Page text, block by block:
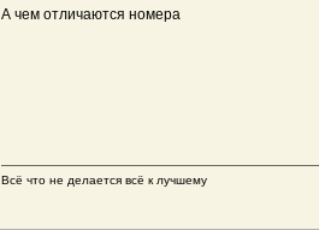
А чем отличаются номера
Всё что не делается всё к лучшему